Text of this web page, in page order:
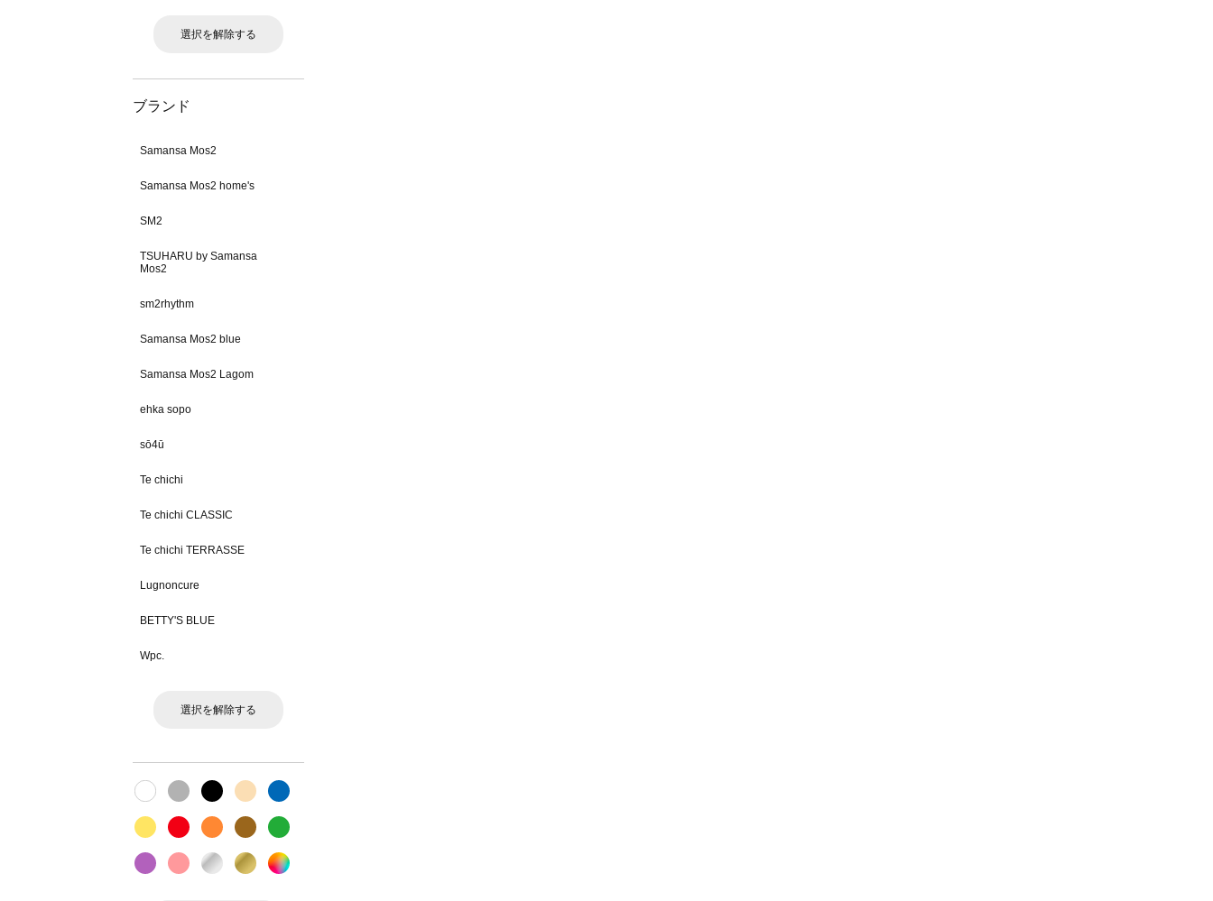
選択を解除する
ブランド
Samansa Mos2
Samansa Mos2 home's
SM2
TSUHARU by Samansa
Mos2
sm2rhythm
Samansa Mos2 blue
Samansa Mos2 Lagom
ehka sopo
sō4ū
Te chichi
Te chichi CLASSIC
Te chichi TERRASSE
Lugnoncure
BETTY'S BLUE
Wpc.
選択を解除する